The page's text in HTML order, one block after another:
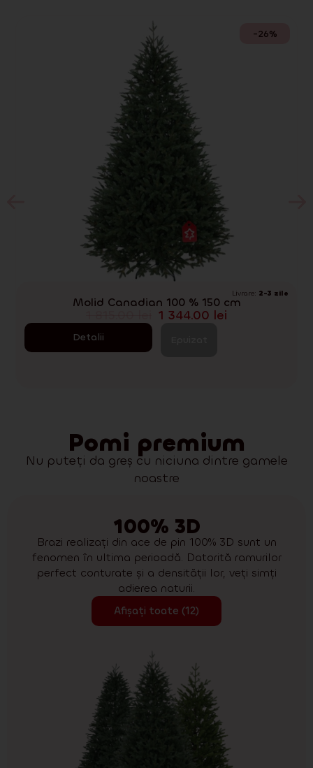
-26%
Livrare: 2-3 zile
Molid Canadian 100 % 150 cm
1 344.00 lei
Detalii
Pomi premium
Nu puteți da greș cu niciuna dintre gamele
noastre
100% 3D
Brazi realizați din ace de pin 100% 3D sunt un
fenomen în ultima perioadă. Datorită ramurilor
perfect conturate și a densității lor, veți simți
adierea naturii.
Afișați toate (12)